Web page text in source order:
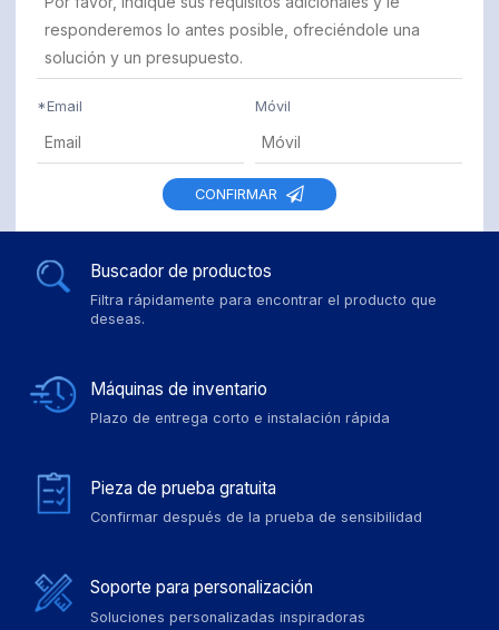
*Email Móvil
CONFIRMAR
Buscador de productos
Filtra rápidamente para encontrar el producto que
deseas.
Máquinas de inventario
Plazo de entrega corto e instalación rápida
Pieza de prueba gratuita
Confirmar después de la prueba de sensibilidad
Soporte para personalización
Soluciones personalizadas inspiradoras